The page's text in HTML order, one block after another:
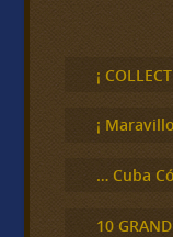
¡
¡
… Cuba
10